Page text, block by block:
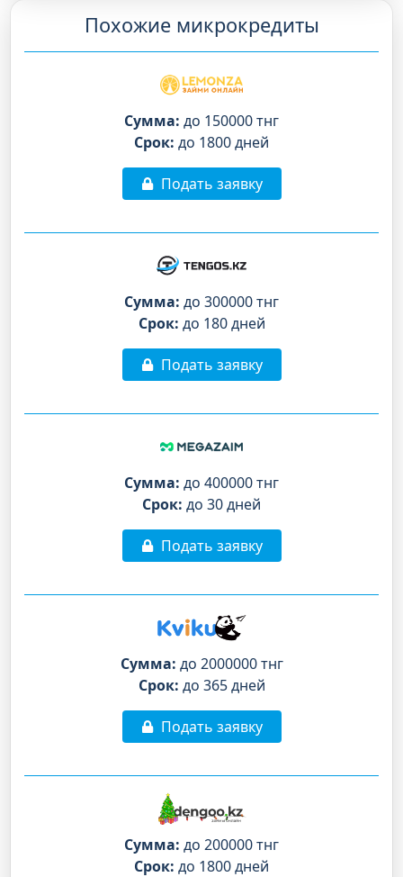
Похожие микрокредиты
Сумма: до 150000 тнг
Срок: до 1800 дней
Подать заявку
Сумма: до 300000 тнг
Срок: до 180 дней
Подать заявку
Сумма: до 400000 тнг
Срок: до 30 дней
Подать заявку
Сумма: до 2000000 тнг
Срок: до 365 дней
Подать заявку
Сумма: до 200000 тнг
Срок: до 1800 дней